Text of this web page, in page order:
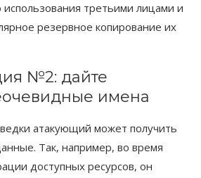
использования третьими лицами и
резервное копирование их
№2: дайте
имена
атакующий может получить
Так, например, во время
доступных ресурсов, он